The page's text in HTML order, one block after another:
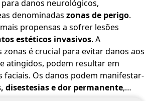
danos neurológicos,
denominadas zonas de perigo.
propensas a sofrer lesões
estéticos invasivos. A
zonas é crucial para evitar danos aos
atingidos, podem resultar em
manifestar-
disestesias e dor permanente,